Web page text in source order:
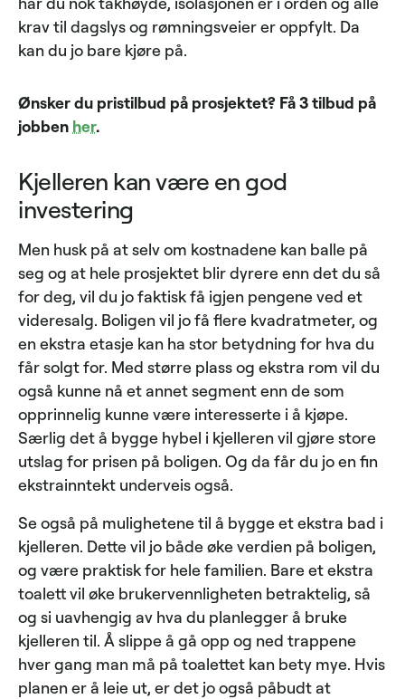
krav til dagslys og rømningsveier er oppfylt. Da
kan du jo bare kjøre på.
Ønsker du pristilbud på prosjektet? Få 3 tilbud på
jobben her.
Kjelleren kan være en god
investering
Men husk på at selv om kostnadene kan balle på
seg og at hele prosjektet blir dyrere enn det du så
for deg, vil du jo faktisk få igjen pengene ved et
videresalg. Boligen vil jo få flere kvadratmeter, og
en ekstra etasje kan ha stor betydning for hva du
får solgt for. Med større plass og ekstra rom vil du
også kunne nå et annet segment enn de som
opprinnelig kunne være interesserte i å kjøpe.
Særlig det å bygge hybel i kjelleren vil gjøre store
utslag for prisen på boligen. Og da får du jo en fin
ekstrainntekt underveis også.
Se også på mulighetene til å bygge et ekstra bad i
kjelleren. Dette vil jo både øke verdien på boligen,
og være praktisk for hele familien. Bare et ekstra
toalett vil øke brukervennligheten betraktelig, så
og si uavhengig av hva du planlegger å bruke
kjelleren til. Å slippe å gå opp og ned trappene
hver gang man må på toalettet kan bety mye. Hvis
planen er å leie ut, er det jo også påbudt at